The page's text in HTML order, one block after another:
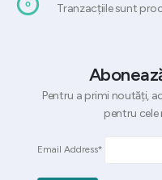
Tranzacțiile sunt
Pentru a primi noutăți,
pentru
Email Address*